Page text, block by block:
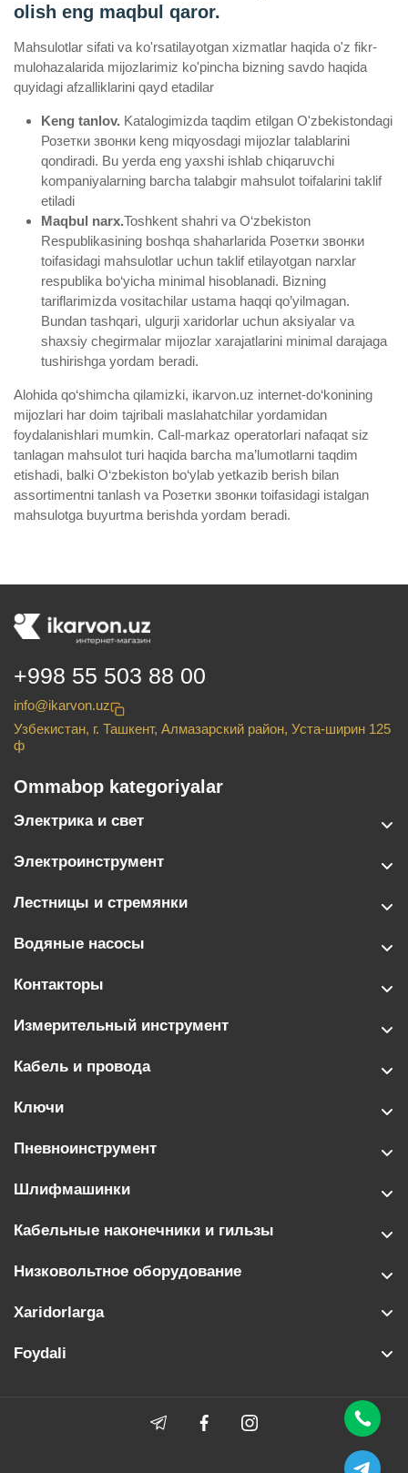
olish eng maqbul qaror.
Mahsulotlar sifati va ko'rsatilayotgan xizmatlar haqida o'z fikr-
mulohazalarida mijozlarimiz ko'pincha bizning savdo haqida
quyidagi afzalliklarini qayd etadilar
Keng tanlov. Katalogimizda taqdim etilgan O'zbekistondagi
Розетки звонки keng miqyosdagi mijozlar talablarini
qondiradi. Bu yerda eng yaxshi ishlab chiqaruvchi
kompaniyalarning barcha talabgir mahsulot toifalarini taklif
etiladi
Maqbul narx.Toshkent shahri va O‘zbekiston
Respublikasining boshqa shaharlarida Розетки звонки
toifasidagi mahsulotlar uchun taklif etilayotgan narxlar
respublika bo‘yicha minimal hisoblanadi. Bizning
tariflarimizda vositachilar ustama haqqi qo’yilmagan.
Bundan tashqari, ulgurji xaridorlar uchun aksiyalar va
shaxsiy chegirmalar mijozlar xarajatlarini minimal darajaga
tushirishga yordam beradi.
Alohida qo‘shimcha qilamizki, ikarvon.uz internet-do‘konining
mijozlari har doim tajribali maslahatchilar yordamidan
foydalanishlari mumkin. Call-markaz operatorlari nafaqat siz
tanlagan mahsulot turi haqida barcha ma’lumotlarni taqdim
etishadi, balki O‘zbekiston bo‘ylab yetkazib berish bilan
assortimentni tanlash va Розетки звонки toifasidagi istalgan
mahsulotga buyurtma berishda yordam beradi.
+998 55 503 88 00
info@ikarvon.uz
Узбекистан, г. Ташкент, Алмазарский район, Уста-ширин 125
ф
Ommabop kategoriyalar
Электрика и свет
Электроинструмент
Лестницы и стремянки
Водяные насосы
Контакторы
Измерительный инструмент
Кабель и провода
Ключи
Пневноинструмент
Шлифмашинки
Кабельные наконечники и гильзы
Низковольтное оборудование
Xaridorlarga
Foydali